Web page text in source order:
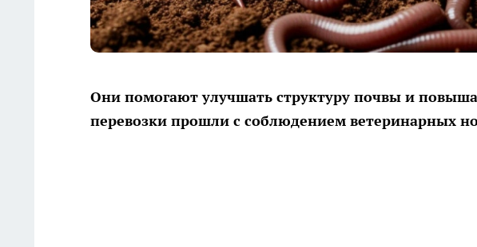
Они помогают улучшать структуру почвы и
перевозки прошли с соблюдением ветеринарных